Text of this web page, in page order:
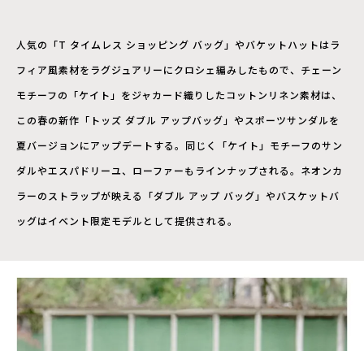
人気の「T タイムレス ショッピング バッグ」やバケットハットはラ
フィア風素材をラグジュアリーにクロシェ編みしたもので、チェーン
モチーフの「ケイト」をジャカード織りしたコットンリネン素材は、
この春の新作「トッズ ダブル アップバッグ」やスポーツサンダルを
夏バージョンにアップデートする。同じく「ケイト」モチーフのサン
ダルやエスパドリーユ、ローファーもラインナップされる。ネオンカ
ラーのストラップが映える「ダブル アップ バッグ」やバスケットバ
ッグはイベント限定モデルとして提供される。